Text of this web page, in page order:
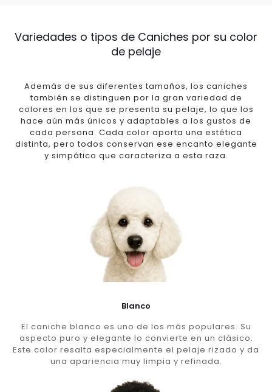
Variedades o tipos de Caniches por su color
de pelaje
Además de sus diferentes tamaños, los caniches
también se distinguen por la gran variedad de
colores en los que se presenta su pelaje, lo que los
hace aún más únicos y adaptables a los gustos de
cada persona. Cada color aporta una estética
distinta, pero todos conservan ese encanto elegante
y simpático que caracteriza a esta raza.
Blanco
El caniche blanco es uno de los más populares. Su
aspecto puro y elegante lo convierte en un clásico.
Este color resalta especialmente el pelaje rizado y da
una apariencia muy limpia y refinada.